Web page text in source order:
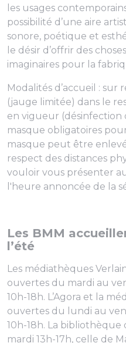
les usages
possibilité d’une aire
sonore, poétique et
le désir d’offrir des
imaginaires pour la
Modalités d’accueil :
(jauge limitée) dans le
en vigueur (désinfection
masque obligatoires
masque peut être
respect des distances
vouloir vous présenter
l'heure annoncée de la
Les BMM
l’été
Les médiathèques
ouvertes du mardi au
10h-18h. L’Agora et la
ouvertes du lundi au
10h-18h. La
mardi 13h-17h, celle de